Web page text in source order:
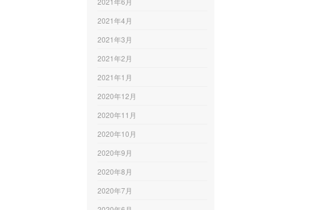
2021年4月
2021年3月
2021年2月
2021年1月
2020年12月
2020年11月
2020年10月
2020年9月
2020年8月
2020年7月